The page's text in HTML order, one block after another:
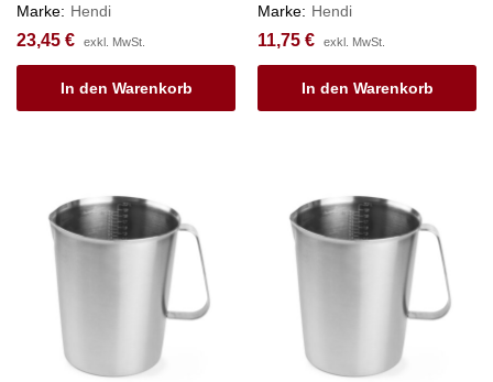
Marke: Hendi
23,45 € exkl. MwSt.
In den Warenkorb
Marke: Hendi
11,75 € exkl. MwSt.
In den Warenkorb